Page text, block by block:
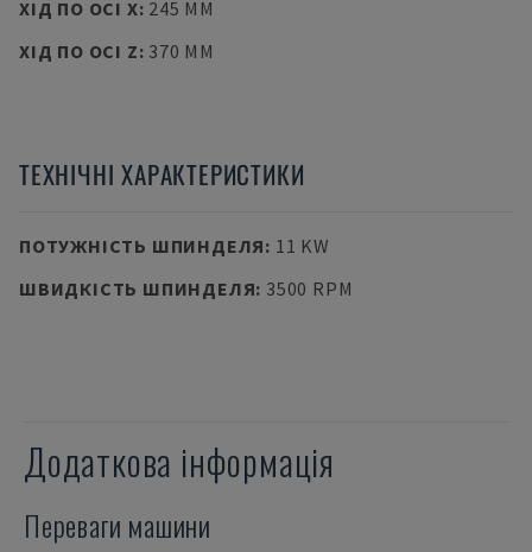
ХІД ПО ОСІ X: 245 MM
ХІД ПО ОСІ Z: 370 MM
ТЕХНІЧНІ ХАРАКТЕРИСТИКИ
ПОТУЖНІСТЬ ШПИНДЕЛЯ: 11 KW
ШВИДКІСТЬ ШПИНДЕЛЯ: 3500 RPM
Додаткова інформація
Переваги машини